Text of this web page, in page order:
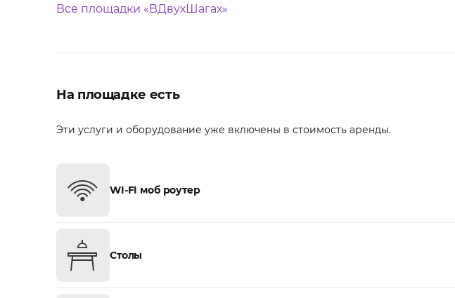
Все площадки «ВДвухШагах»
На площадке есть
Эти услуги и оборудование уже включены в стоимость аренды.
WI-FI моб роутер
Столы